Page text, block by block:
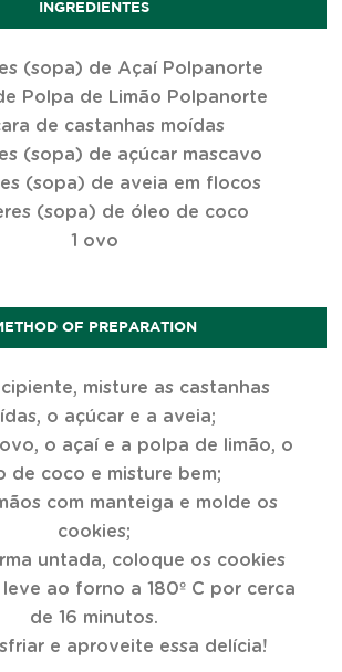
INGREDIENTES
(sopa) de Açaí Polpanorte
Polpa de Limão Polpanorte
de castanhas moídas
(sopa) de açúcar mascavo
(sopa) de aveia em flocos
(sopa) de óleo de coco
1 ovo
OF PREPARATION
misture as castanhas
o açúcar e a aveia;
o açaí e a polpa de limão, o
de coco e misture bem;
com manteiga e molde os
cookies;
untada, coloque os cookies
ao forno a 180º C por cerca
de 16 minutos.
e aproveite essa delícia!